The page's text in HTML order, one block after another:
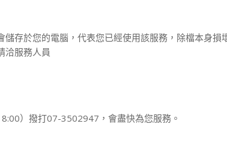
存於您的電腦，代表您已經使用該服務，除檔本身
洽服務人員
）撥打07-3502947，會盡快為您服務。